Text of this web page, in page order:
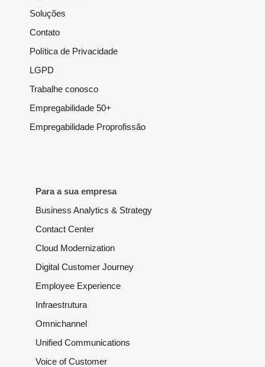
Soluções
Contato
Política de Privacidade
LGPD
Trabalhe conosco
Empregabilidade 50+
Empregabilidade Proprofissão
Para a sua empresa
Business Analytics & Strategy
Contact Center
Cloud Modernization
Digital Customer Journey
Employee Experience
Infraestrutura
Omnichannel
Unified Communications
Voice of Customer